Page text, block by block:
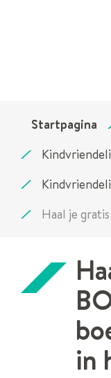
Startpagina
Haal je
in